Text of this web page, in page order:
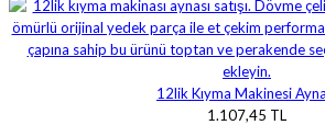
12lik Kıyma Makinesi
1.107,45 TL